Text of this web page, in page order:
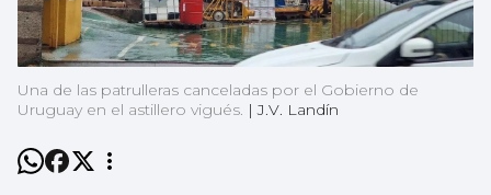
Una de las patrulleras canceladas por el Gobierno de
Uruguay en el astillero vigués. |J.V. Landín